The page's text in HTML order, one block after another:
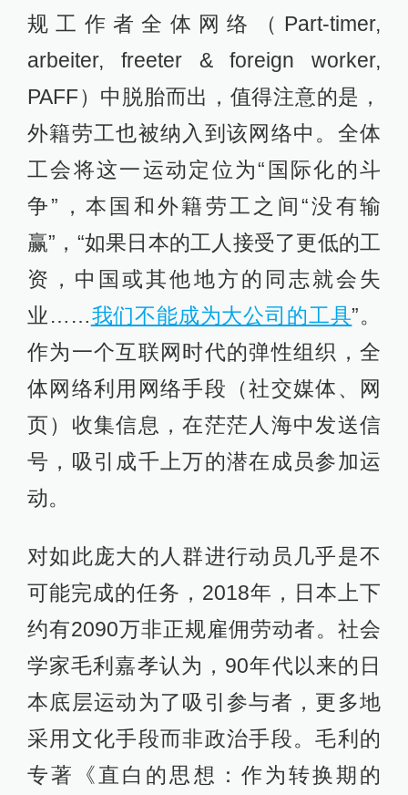
规工作者全体网络（Part-timer,
arbeiter, freeter & foreign worker,
PAFF）中脱胎而出，值得注意的是，
外籍劳工也被纳入到该网络中。全体
工会将这一运动定位为“国际化的斗
争”，本国和外籍劳工之间“没有输
赢”，“如果日本的工人接受了更低的工
资，中国或其他地方的同志就会失
业……我们不能成为大公司的工具”。
作为一个互联网时代的弹性组织，全
体网络利用网络手段（社交媒体、网
页）收集信息，在茫茫人海中发送信
号，吸引成千上万的潜在成员参加运
动。
对如此庞大的人群进行动员几乎是不
可能完成的任务，2018年，日本上下
约有2090万非正规雇佣劳动者。社会
学家毛利嘉孝认为，90年代以来的日
本底层运动为了吸引参与者，更多地
采用文化手段而非政治手段。毛利的
专著《直白的思想：作为转换期的